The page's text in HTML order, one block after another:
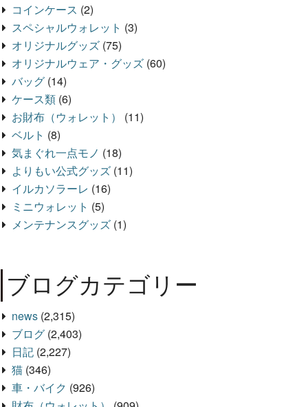
コインケース (2)
スペシャルウォレット (3)
オリジナルグッズ (75)
オリジナルウェア・グッズ (60)
バッグ (14)
ケース類 (6)
お財布（ウォレット）
(11)
ベルト (8)
気まぐれ一点モノ (18)
よりもい公式グッズ (11)
イルカソラーレ (16)
ミニウォレット (5)
メンテナンスグッズ (1)
ブログカテゴリー
news (2,315)
ブログ (2,403)
日記 (2,227)
猫 (346)
車・バイク (926)